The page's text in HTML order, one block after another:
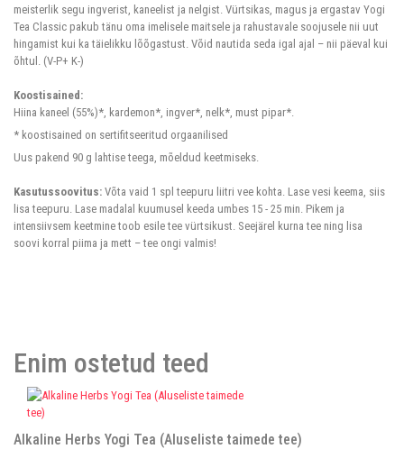
meisterlik segu ingverist, kaneelist ja nelgist. Vürtsikas, magus ja ergastav Yogi
Tea Classic pakub tänu oma imelisele maitsele ja rahustavale soojusele nii uut
hingamist kui ka täielikku lõõgastust. Võid nautida seda igal ajal – nii päeval kui
õhtul. (V-P+ K-)
Koostisained:
Hiina kaneel (55%)*, kardemon*, ingver*, nelk*, must pipar*.
* koostisained on sertifitseeritud orgaanilised
Uus pakend 90 g lahtise teega, mõeldud keetmiseks.
Kasutussoovitus: Võta vaid 1 spl teepuru liitri vee kohta. Lase vesi keema, siis
lisa teepuru. Lase madalal kuumusel keeda umbes 15 - 25 min. Pikem ja
intensiivsem keetmine toob esile tee vürtsikust. Seejärel kurna tee ning lisa
soovi korral piima ja mett – tee ongi valmis!
Enim ostetud teed
Alkaline Herbs Yogi Tea (Aluseliste taimede tee)